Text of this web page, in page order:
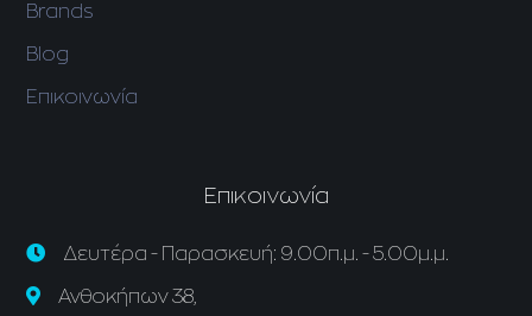
Brands
Blog
Επικοινωνία
Επικοινωνία
Δευτέρα - Παρασκευή: 9.00π.μ. - 5.00μ.μ.
Ανθοκήπων 38,